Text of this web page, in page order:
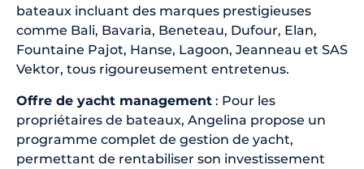
bateaux incluant des marques prestigieuses
comme Bali, Bavaria, Beneteau, Dufour, Elan,
Fountaine Pajot, Hanse, Lagoon, Jeanneau et SAS
Vektor, tous rigoureusement entretenus.
Offre de yacht management : Pour les
propriétaires de bateaux, Angelina propose un
programme complet de gestion de yacht,
permettant de rentabiliser son investissement